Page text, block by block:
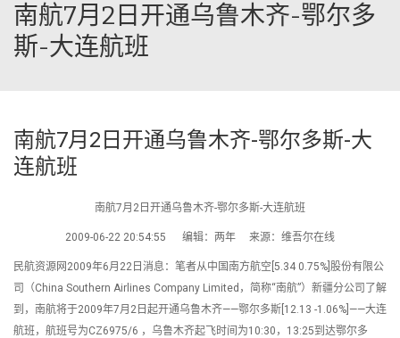
南航7月2日开通乌鲁木齐-鄂尔多
斯-大连航班
南航7月2日开通乌鲁木齐-鄂尔多斯-大
连航班
南航7月2日开通乌鲁木齐-鄂尔多斯-大连航班
2009-06-22 20:54:55 编辑：两年 来源：维吾尔在线
民航资源网2009年6月22日消息：笔者从中国南方航空[5.34 0.75%]股份有限公
司（China Southern Airlines Company Limited，简称“南航”）新疆分公司了解
到，南航将于2009年7月2日起开通乌鲁木齐——鄂尔多斯[12.13 -1.06%]——大连
航班，航班号为CZ6975/6 ，乌鲁木齐起飞时间为10:30，13:25到达鄂尔多